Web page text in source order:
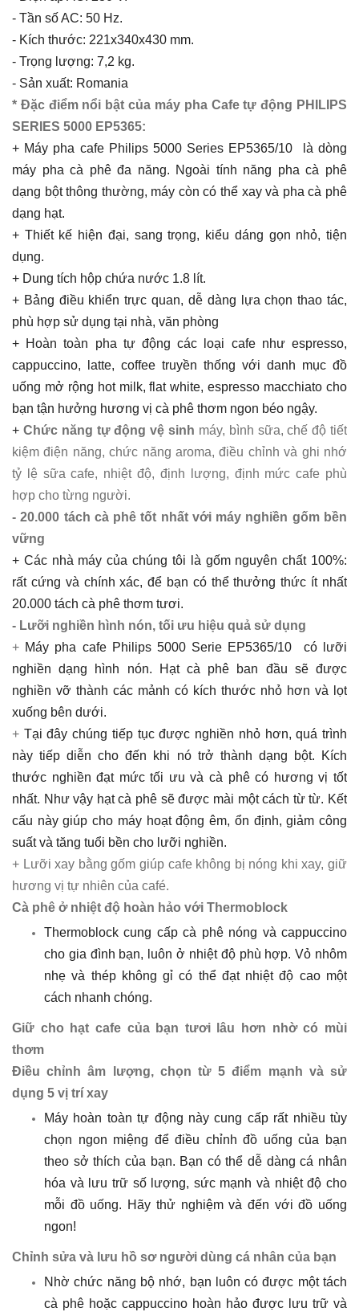
- Tần số AC: 50 Hz.
- Kích thước: 221x340x430 mm.
- Trọng lượng: 7,2 kg.
- Sản xuất: Romania
* Đặc điểm nổi bật của máy pha Cafe tự động PHILIPS
SERIES 5000 EP5365:
+ Máy pha cafe Philips 5000 Series EP5365/10 là dòng
máy pha cà phê đa năng. Ngoài tính năng pha cà phê
dạng bột thông thường, máy còn có thể xay và pha cà phê
dạng hạt.
+ Thiết kế hiện đại, sang trọng, kiểu dáng gọn nhỏ, tiện
dụng.
+ Dung tích hộp chứa nước 1.8 lít.
+ Bảng điều khiển trực quan, dễ dàng lựa chọn thao tác,
phù hợp sử dụng tại nhà, văn phòng
+ Hoàn toàn pha tự động các loại cafe như espresso,
cappuccino, latte, coffee truyền thống với danh mục đồ
uống mở rộng hot milk, flat white, espresso macchiato cho
bạn tận hưởng hương vị cà phê thơm ngon béo ngậy.
+ Chức năng tự động vệ sinh máy, bình sữa, chế độ tiết
kiệm điện năng, chức năng aroma, điều chỉnh và ghi nhớ
tỷ lệ sữa cafe, nhiệt độ, định lượng, định mức cafe phù
hợp cho từng người.
- 20.000 tách cà phê tốt nhất với máy nghiền gốm bền
vững
+ Các nhà máy của chúng tôi là gốm nguyên chất 100%:
rất cứng và chính xác, để bạn có thể thưởng thức ít nhất
20.000 tách cà phê thơm tươi.
- Lưỡi nghiền hình nón, tối ưu hiệu quả sử dụng
+ Máy pha cafe Philips 5000 Serie EP5365/10 có lưỡi
nghiền dạng hình nón. Hạt cà phê ban đầu sẽ được
nghiền vỡ thành các mảnh có kích thước nhỏ hơn và lọt
xuống bên dưới.
+ Tại đây chúng tiếp tục được nghiền nhỏ hơn, quá trình
này tiếp diễn cho đến khi nó trở thành dạng bột. Kích
thước nghiền đạt mức tối ưu và cà phê có hương vị tốt
nhất. Như vậy hạt cà phê sẽ được mài một cách từ từ. Kết
cấu này giúp cho máy hoạt động êm, ổn định, giảm công
suất và tăng tuổi bền cho lưỡi nghiền.
+ Lưỡi xay bằng gốm giúp cafe không bị nóng khi xay, giữ
hương vị tự nhiên của café.
Cà phê ở nhiệt độ hoàn hảo với Thermoblock
Thermoblock cung cấp cà phê nóng và cappuccino
cho gia đình bạn, luôn ở nhiệt độ phù hợp. Vỏ nhôm
nhẹ và thép không gỉ có thể đạt nhiệt độ cao một
cách nhanh chóng.
Giữ cho hạt cafe của bạn tươi lâu hơn nhờ có mùi
thơm
Điều chỉnh âm lượng, chọn từ 5 điểm mạnh và sử
dụng 5 vị trí xay
Máy hoàn toàn tự động này cung cấp rất nhiều tùy
chọn ngon miệng để điều chỉnh đồ uống của bạn
theo sở thích của bạn. Bạn có thể dễ dàng cá nhân
hóa và lưu trữ số lượng, sức mạnh và nhiệt độ cho
mỗi đồ uống. Hãy thử nghiệm và đến với đồ uống
ngon!
Chỉnh sửa và lưu hồ sơ người dùng cá nhân của bạn
Nhờ chức năng bộ nhớ, bạn luôn có được một tách
cà phê hoặc cappuccino hoàn hảo được lưu trữ và